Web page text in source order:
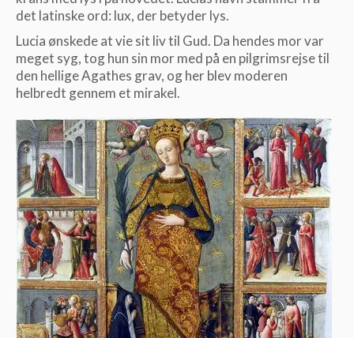
det latinske ord: lux, der betyder lys.
Lucia ønskede at vie sit liv til Gud. Da hendes mor var
meget syg, tog hun sin mor med på en pilgrimsrejse til
den hellige Agathes grav, og her blev moderen
helbredt gennem et mirakel.